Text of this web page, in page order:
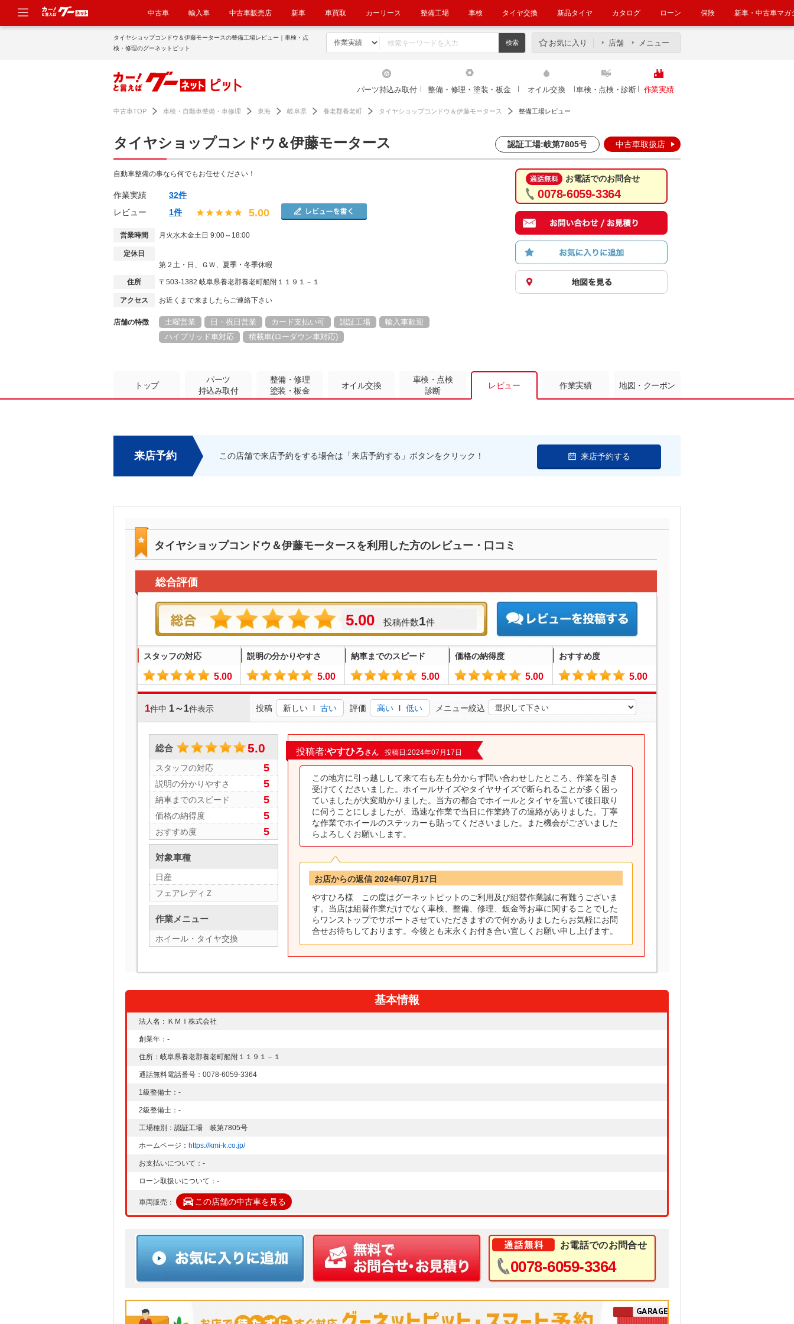
中古車 輸入車 中古車販売店 新車 車買取 カーリース 整備工場 車検 タイヤ交換 新品タイヤ カタログ ローン 保険 新車・中古車マガ
タイヤショップコンドウ＆伊藤モータースの整備工場レビュー｜車検・点
検・修理のグーネットピット
お気に入り 店舗 メニュー
パーツ持込み取付 整備・修理・塗装・板金 オイル交換 車検・点検・診断 作業実績
中古車TOP 車検・自動車整備・車修理 東海 岐阜県 養老郡養老町 タイヤショップコンドウ＆伊藤モータース 整備工場レビュー
タイヤショップコンドウ＆伊藤モータース 認証工場:岐第7805号 中古車取扱店
自動車整備の事なら何でもお任せください！
作業実績
32件
レビュー
1件 5.00
営業時間 月火水木金土日 9:00～18:00
定休日
第２土・日、ＧＷ、夏季・冬季休暇
住所 〒503-1382 岐阜県養老郡養老町船附１１９１－１
アクセス お近くまで来ましたらご連絡下さい
店舗の特徴 土曜営業 日・祝日営業 カード支払い可 認証工場
輸入車歓迎
ハイブリッド車対応
積載車(ローダウン車対応)
お電話でのお問合せ
0078-6059-3364
トップ
パーツ
持込み取付
整備・修理
塗装・板金
オイル交換
車検・点検
診断
レビュー 作業実績 地図・クーポン
来店予約 この店舗で来店予約をする場合は「来店予約する」ボタンをクリック！ 来店予約する
タイヤショップコンドウ＆伊藤モータースを利用した方のレビュー・口コミ
総合評価
5.00 投稿件数1件
スタッフの対応 説明の分かりやすさ 納車までのスピード 価格の納得度 おすすめ度
5.00 5.00 5.00 5.00 5.00
1件中 1～1件表示 投稿 新しい l 古い 評価 高い l 低い メニュー絞込
総合 5.0
スタッフの対応 5
説明の分かりやすさ 5
納車までのスピード 5
価格の納得度 5
おすすめ度 5
対象車種
日産
フェアレディＺ
作業メニュー
ホイール・タイヤ交換
投稿者:やすひろさん 投稿日:2024年07月17日
この地方に引っ越しして来て右も左も分からず問い合わせしたところ、作業を引き
受けてくださいました。ホイールサイズやタイヤサイズで断られることが多く困っ
ていましたが大変助かりました。当方の都合でホイールとタイヤを置いて後日取り
に伺うことにしましたが、迅速な作業で当日に作業終了の連絡がありました。丁寧
な作業でホイールのステッカーも貼ってくださいました。また機会がございました
らよろしくお願いします。
お店からの返信 2024年07月17日
やすひろ様 この度はグーネットピットのご利用及び組替作業誠に有難うございま
す。当店は組替作業だけでなく車検、整備、修理、鈑金等お車に関することでした
らワンストップでサポートさせていただきますので何かありましたらお気軽にお問
合せお待ちしております。今後とも末永くお付き合い宜しくお願い申し上げます。
基本情報
法人名：ＫＭＩ株式会社
創業年：-
住所：岐阜県養老郡養老町船附１１９１－１
通話無料電話番号：0078-6059-3364
1級整備士：-
2級整備士：-
工場種別：認証工場 岐第7805号
ホームページ： https://kmi-k.co.jp/
お支払いについて：-
ローン取扱いについて：-
車両販売： この店舗の中古車を見る
お電話でのお問合せ
0078-6059-3364